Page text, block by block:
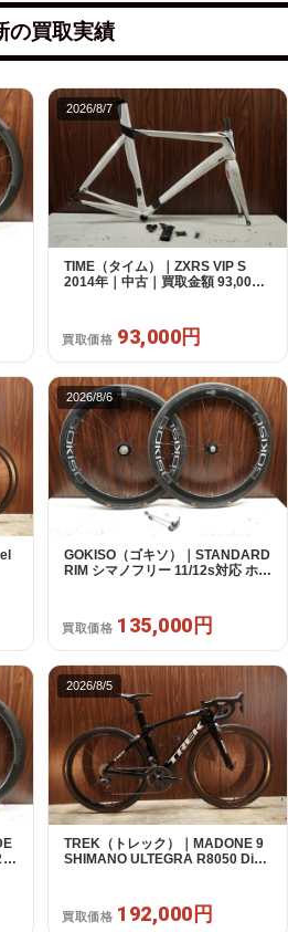
の買取実績
2026/8/7
TIME（タイム）｜ZXRS VIP S
2014年｜中古｜買取金額 93,000
買取価格 93,000円
2026/8/6
GOKISO（ゴキソ）｜STANDARD
RIM シマノフリー 11/12s対応 ホイ
買取価格 135,000円
2026/8/5
TREK（トレック）｜MADONE 9
SHIMANO ULTEGRA R8050 Di2
買取価格 192,000円